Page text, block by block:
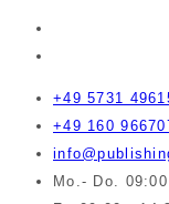
+49 5731
+49 160
Mo.- Do.